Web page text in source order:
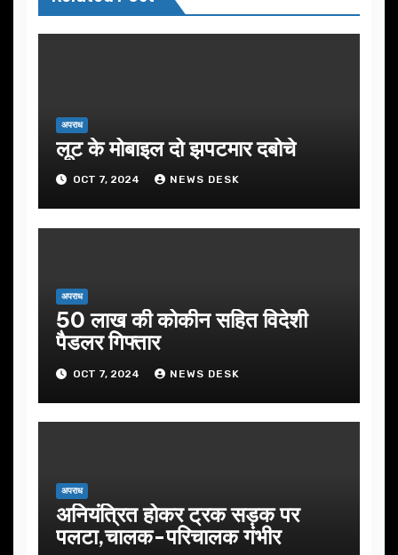
अपराध
लूट के मोबाइल दो झपटमार दबोचे
OCT 7, 2024 NEWS DESK
अपराध
50 लाख की कोकीन सहित विदेशी
पैडलर गिफ्तार
OCT 7, 2024 NEWS DESK
अपराध
अनियंत्रित होकर ट्रक सड़क पर
पलटा,चालक-परिचालक गंभीर